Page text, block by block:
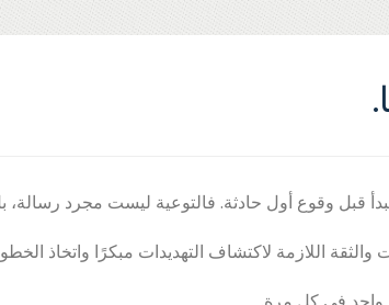
قبل وقوع أول حادثة. فالتوعية ليست مجرد
والثقة اللازمة لاكتشاف التهديدات مبكرًا واتخاذ